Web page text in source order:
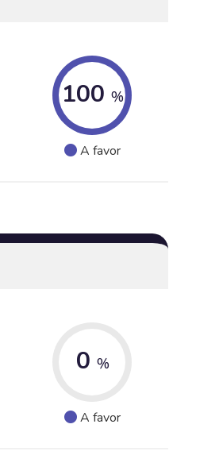
100 %
A favor
0 %
A favor